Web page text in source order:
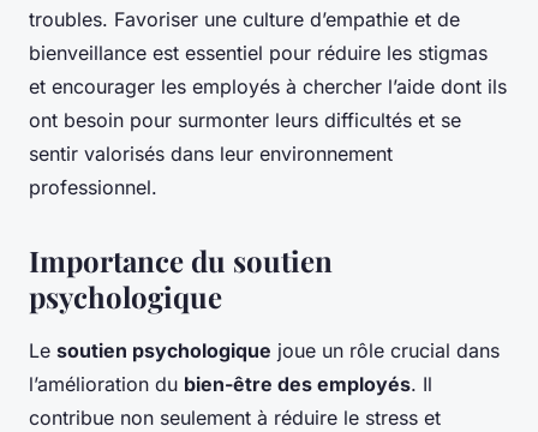
troubles. Favoriser une culture d’empathie et de
bienveillance est essentiel pour réduire les stigmas
et encourager les employés à chercher l’aide dont ils
ont besoin pour surmonter leurs difficultés et se
sentir valorisés dans leur environnement
professionnel.
Importance du soutien
psychologique
Le soutien psychologique joue un rôle crucial dans
l’amélioration du bien-être des employés. Il
contribue non seulement à réduire le stress et